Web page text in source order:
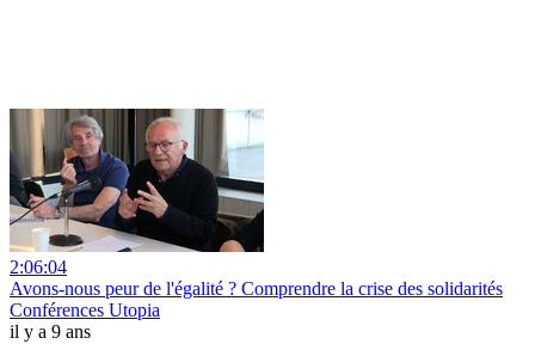
2:06:04
Avons-nous peur de l'égalité ? Comprendre la crise des solidarités
Conférences Utopia
il y a 9 ans